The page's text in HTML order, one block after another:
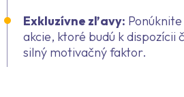
Exkluzívne zľavy:
akcie, ktoré budú k dispozícii
silný motivačný faktor.